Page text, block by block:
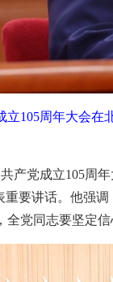
立105周年大会
产党成立105周
重要讲话。他强
全党同志要坚定